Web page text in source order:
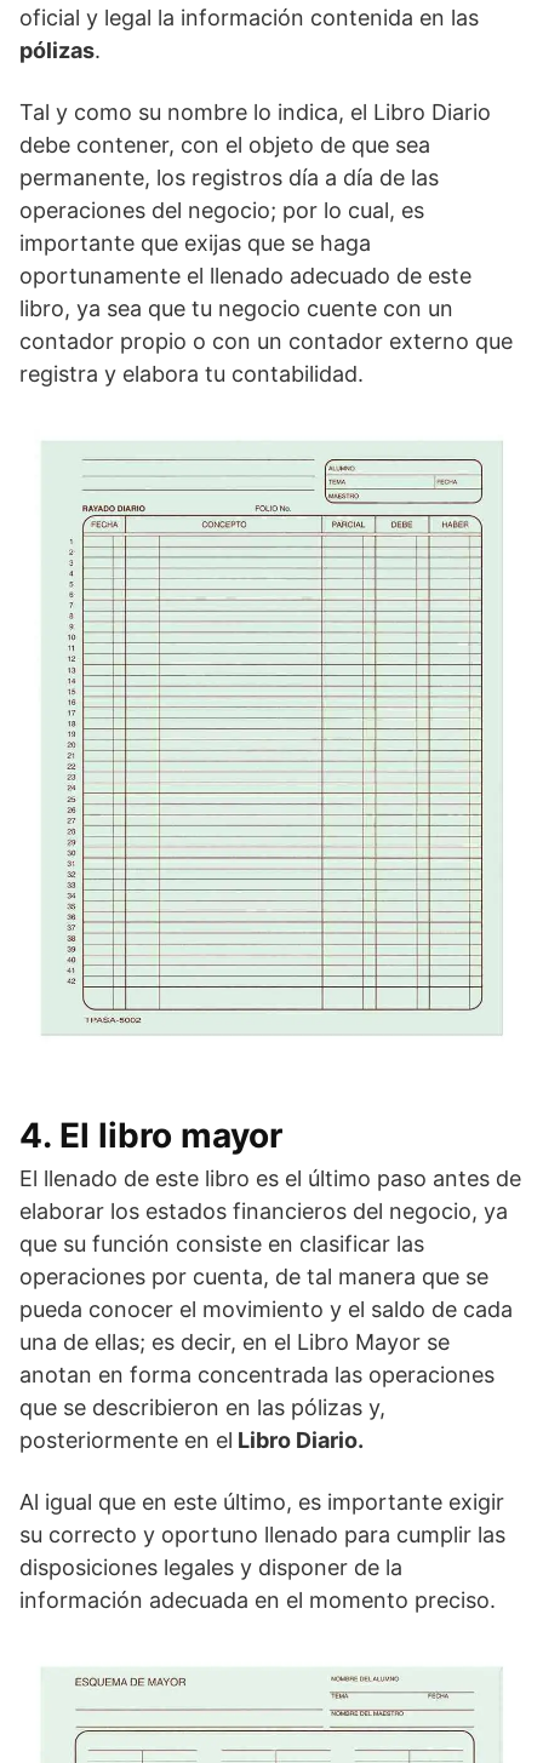
oficial y legal la información contenida en las
pólizas.
Tal y como su nombre lo indica, el Libro Diario
debe contener, con el objeto de que sea
permanente, los registros día a día de las
operaciones del negocio; por lo cual, es
importante que exijas que se haga
oportunamente el llenado adecuado de este
libro, ya sea que tu negocio cuente con un
contador propio o con un contador externo que
registra y elabora tu contabilidad.
4. El libro mayor
El llenado de este libro es el último paso antes de
elaborar los estados financieros del negocio, ya
que su función consiste en clasificar las
operaciones por cuenta, de tal manera que se
pueda conocer el movimiento y el saldo de cada
una de ellas; es decir, en el Libro Mayor se
anotan en forma concentrada las operaciones
que se describieron en las pólizas y,
posteriormente en el Libro Diario.
Al igual que en este último, es importante exigir
su correcto y oportuno llenado para cumplir las
disposiciones legales y disponer de la
información adecuada en el momento preciso.